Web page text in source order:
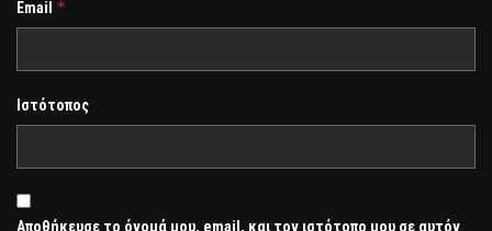
Email *
Ιστότοπος
Αποθήκευσε το όνομά μου, email, και τον ιστότοπο μου σε αυτόν